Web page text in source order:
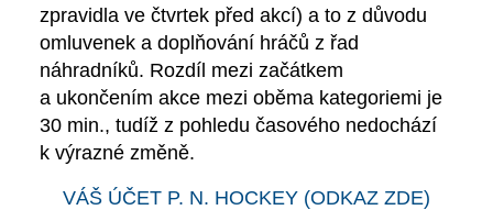
zpravidla ve čtvrtek před akcí) a to z důvodu
omluvenek a doplňování hráčů z řad
náhradníků. Rozdíl mezi začátkem
a ukončením akce mezi oběma kategoriemi je
30 min., tudíž z pohledu časového nedochází
k výrazné změně.
VÁŠ ÚČET P. N. HOCKEY (ODKAZ ZDE)